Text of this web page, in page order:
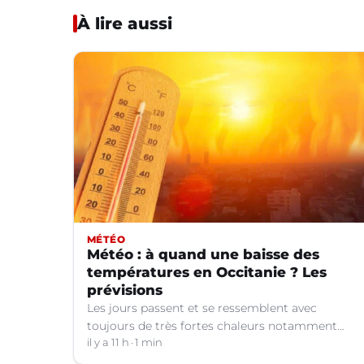
À lire aussi
MÉTÉO
Météo : à quand une baisse des
températures en Occitanie ? Les
prévisions
Les jours passent et se ressemblent avec
toujours de très fortes chaleurs notamment
dans le Languedoc. Jusqu’à quand ?
il y a 11 h 1 min